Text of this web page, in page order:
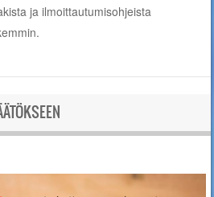
ja ilmoittautumisohjeista